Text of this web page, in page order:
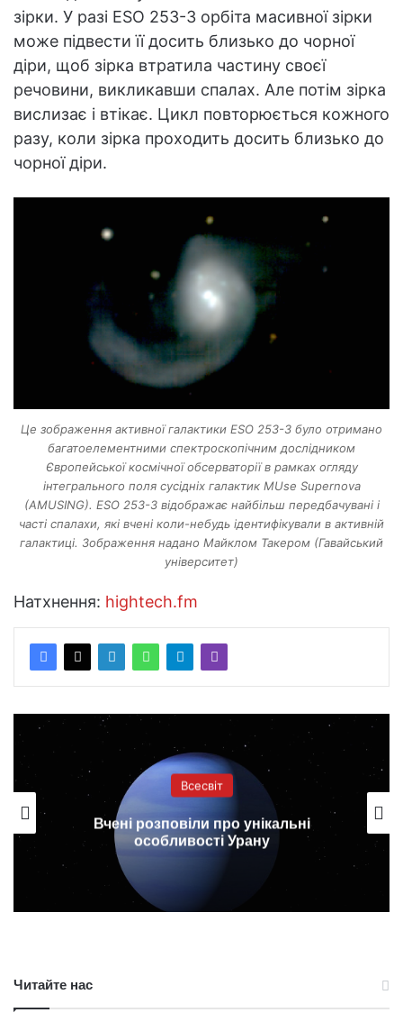
зірки. У разі ESO 253-3 орбіта масивної зірки
може підвести її досить близько до чорної
діри, щоб зірка втратила частину своєї
речовини, викликавши спалах. Але потім зірка
вислизає і втікає. Цикл повторюється кожного
разу, коли зірка проходить досить близько до
чорної діри.
Це зображення активної галактики ESO 253-3 було отримано
багатоелементними спектроскопічним дослідником
Європейської космічної обсерваторії в рамках огляду
інтегрального поля сусідніх галактик MUse Supernova
(AMUSING). ESO 253-3 відображає найбільш передбачувані і
часті спалахи, які вчені коли-небудь ідентифікували в активній
галактиці. Зображення надано Майклом Такером (Гавайський
університет)
Натхнення: hightech.fm
Всесвіт
Арабські Емірати запустять до Марса
зонд “Надія”
Читайте нас